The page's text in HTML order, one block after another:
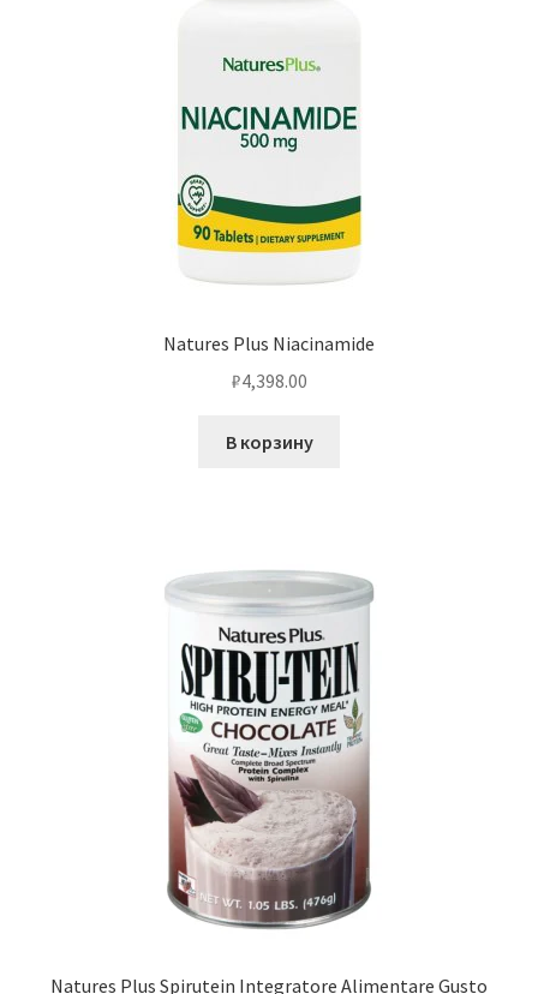
Natures Plus Niacinamide
₽4,398.00
В корзину
Natures Plus Spirutein Integratore Alimentare Gusto